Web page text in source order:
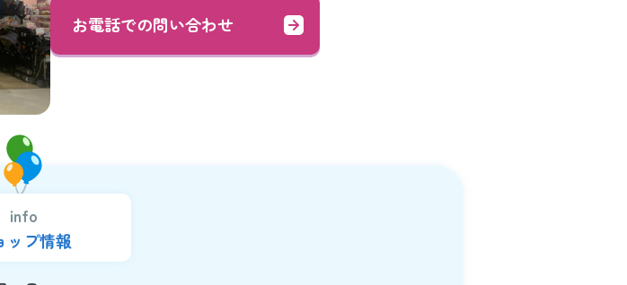
お電話での問い合わせ
info
ップ情報